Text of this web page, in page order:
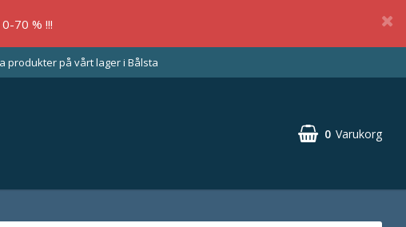
70 % !!!
produkter på vårt lager i Bålsta
0 Varukorg